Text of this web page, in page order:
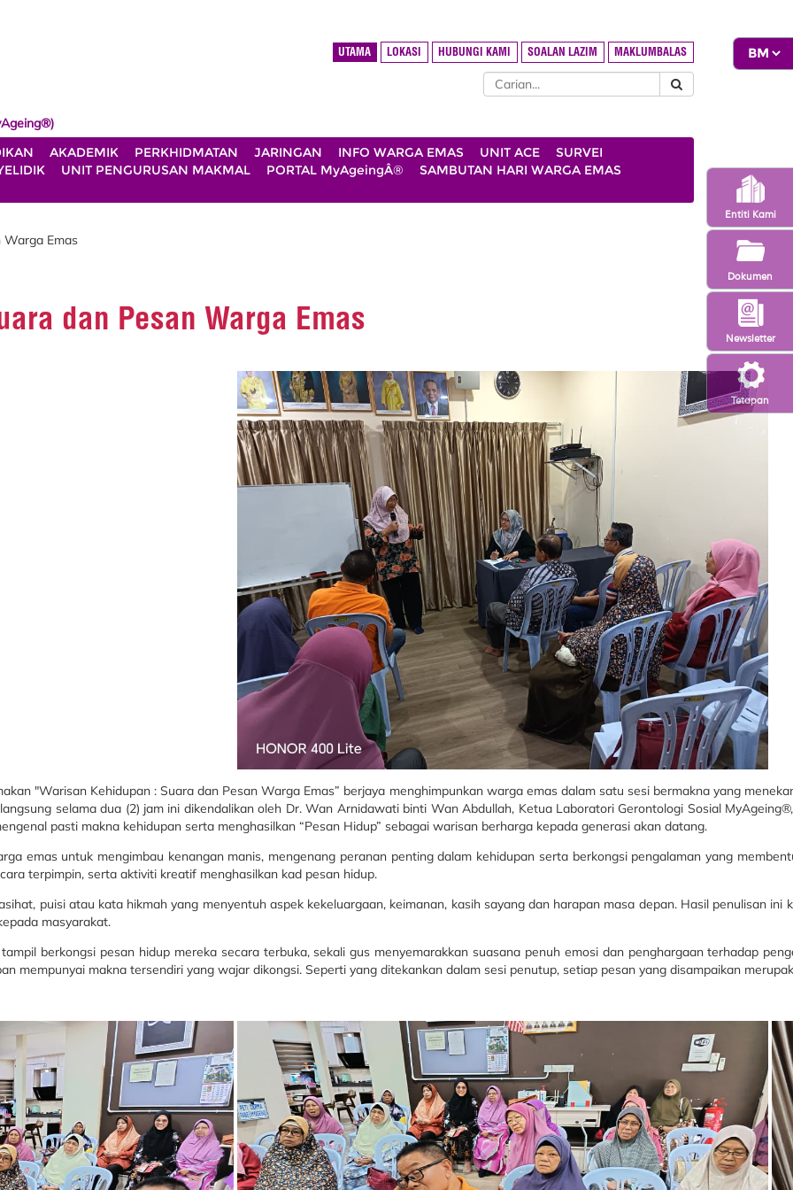
Tetapan
Newsletter
Entiti Kami
Dokumen
UTAMA LOKASI HUBUNGI KAMI SOALAN LAZIM MAKLUMBALAS
AKADEMIK PERKHIDMATAN JARINGAN INFO WARGA EMAS UNIT ACE
SURVEI
UNIT PENGURUSAN MAKMAL PORTAL MyAgeingÂ®
SAMBUTAN HARI WARGA EMAS
Warga Emas
dan Pesan Warga Emas
"Warisan Kehidupan : Suara dan Pesan Warga Emas” berjaya menghimpunkan warga emas dalam satu sesi bermakna yang
selama dua (2) jam ini dikendalikan oleh Dr. Wan Arnidawati binti Wan Abdullah, Ketua Laboratori Gerontologi Sosial
pasti makna kehidupan serta menghasilkan “Pesan Hidup” sebagai warisan berharga kepada generasi akan datang.
emas untuk mengimbau kenangan manis, mengenang peranan penting dalam kehidupan serta berkongsi pengalaman yang
terpimpin, serta aktiviti kreatif menghasilkan kad pesan hidup.
puisi atau kata hikmah yang menyentuh aspek kekeluargaan, keimanan, kasih sayang dan harapan masa depan. Hasil penulisan
masyarakat.
berkongsi pesan hidup mereka secara terbuka, sekali gus menyemarakkan suasana penuh emosi dan penghargaan terhadap
mempunyai makna tersendiri yang wajar dikongsi. Seperti yang ditekankan dalam sesi penutup, setiap pesan yang disampaikan